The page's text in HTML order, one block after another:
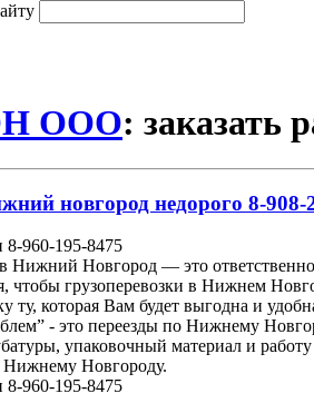
ООО: заказать
новгород недорого 8-908-
8-960-195-8475
Нижний Новгород — это
чтобы грузоперевозки в Нижнем
ту, которая Вам будет выгодна и
- это переезды по Нижнему
упаковочный материал и
Нижнему Новгороду.
8-960-195-8475